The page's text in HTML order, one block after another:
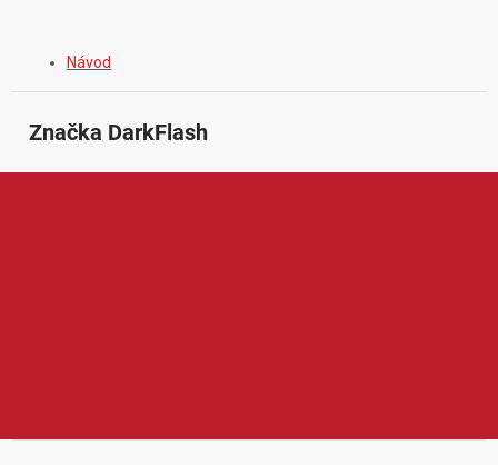
Návod
Značka DarkFlash